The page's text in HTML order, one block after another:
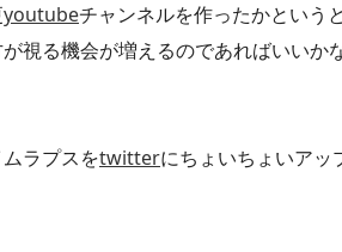
youtubeチャンネルを作ったかという
視る機会が増えるのであればいいか
ラプスをtwitterにちょいちょいアッ